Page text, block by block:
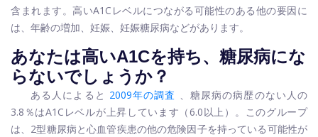
含まれます。高いA1Cレベルにつながる可能性のある他の要因に
は、年齢の増加、妊娠、妊娠糖尿病などがあります。
あなたは高いA1Cを持ち、糖尿病にな
らないでしょうか？
ある人によると 2009年の調査 、糖尿病の病歴のない人の
3.8％はA1Cレベルが上昇しています（6.0以上） 。このグループ
は、2型糖尿病と心血管疾患の他の危険因子を持っている可能性が